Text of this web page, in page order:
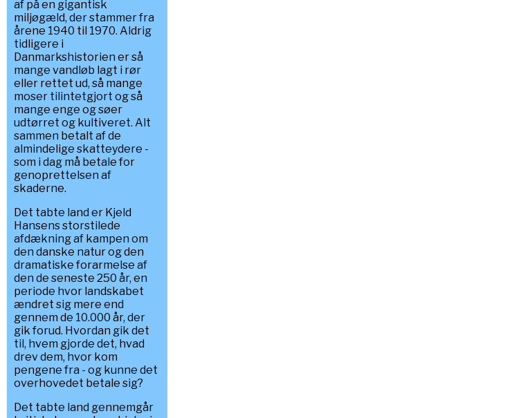
af på en gigantisk
miljøgæld, der stammer fra
årene 1940 til 1970. Aldrig
tidligere i
Danmarkshistorien er så
mange vandløb lagt i rør
eller rettet ud, så mange
moser tilintetgjort og så
mange enge og søer
udtørret og kultiveret. Alt
sammen betalt af de
almindelige skatteydere -
som i dag må betale for
genoprettelsen af
skaderne.
Det tabte land er Kjeld
Hansens storstilede
afdækning af kampen om
den danske natur og den
dramatiske forarmelse af
den de seneste 250 år, en
periode hvor landskabet
ændret sig mere end
gennem de 10.000 år, der
gik forud. Hvordan gik det
til, hvem gjorde det, hvad
drev dem, hvor kom
pengene fra - og kunne det
overhovedet betale sig?
Det tabte land gennemgår